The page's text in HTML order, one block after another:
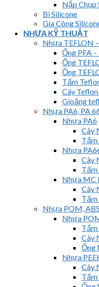
Nắp Chụp
Bi Silicone
Gia Công
NHỰA KỸ THUẬT
Nhựa TEFLON
Ống PFA
Ống
Ống
Tấm
Cây
Gioăng
Nhựa PA6, PA
Nhựa PA6
Cây
Tấm
Nhựa
Cây
Tấm
Nhựa MC
Cây
Nhựa POM,
Nhựa
Cây
Ống
Nhựa
Cây
Tấm